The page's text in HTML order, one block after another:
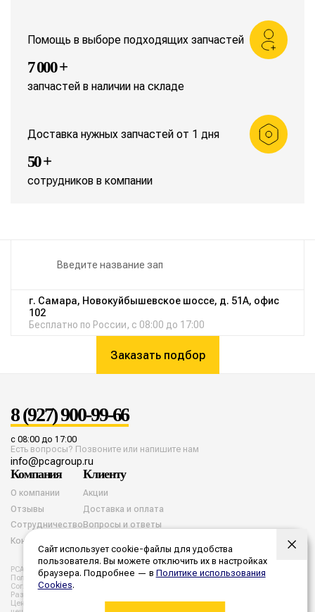
Помощь в выборе подходящих запчастей
7 000 +
запчастей в наличии на складе
Доставка нужных запчастей от 1 дня
50 +
сотрудников в компании
г. Самара, Новокуйбышевское шоссе, д. 51А, офис
102
Бесплатно по России, с 08:00 до 17:00
Заказать подбор
8 (927) 900-99-66
с 08:00 до 17:00
Есть вопросы? Позвоните или напишите нам
info@pcagroup.ru
Компания
О компании
Отзывы
Сотрудничество
Контакты
Клиенту
Акции
Доставка и оплата
Вопросы и ответы
PCA group. Все права защищены. 2026 год.
Политика конфиденциальности Согласие на обработку cookies
Согласие на обработку персональных данных
Разработка и продвижение
Цены, указанные на сайте не являются публичной офертой. Все
Сайт использует cookie-файлы для удобства
пользователя. Вы можете отключить их в настройках
браузера. Подробнее — в Политике использования
Cookies.